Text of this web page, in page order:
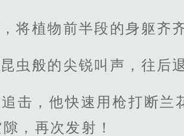
将植物前半段的身躯齐
虫般的尖锐叫声，往后
击，他快速用枪打断
，再次发射！